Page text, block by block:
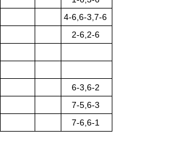
4-6,6-3,7-6
2-6,2-6
6-3,6-2
7-5,6-3
7-6,6-1